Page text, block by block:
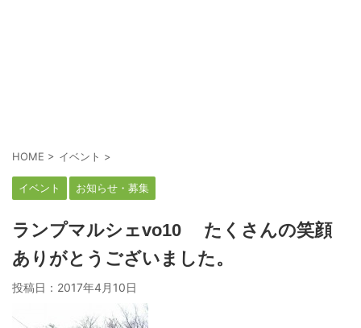
HOME > イベント >
イベント お知らせ・募集
ランプマルシェvo10 たくさんの笑顔
ありがとうございました。
投稿日： 2017年4月10日